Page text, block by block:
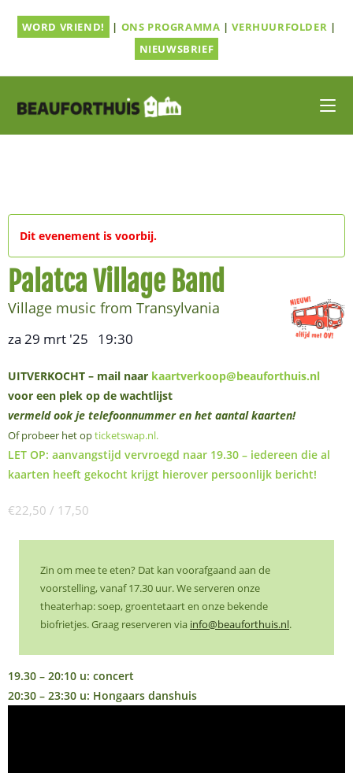
naarWORD VRIEND! | ONS PROGRAMMA |VERHUURFOLDER |
NIEUWSBRIEF
Dit evenement is voorbij.
Palatca Village Band
Village music from Transylvania
za 29 mrt '25 19:30
UITVERKOCHT – mail naar kaartverkoop@beauforthuis.nl
voor een plek op de wachtlijst
vermeld ook je telefoonnummer en het aantal kaarten!
Of probeer het opticketswap.nl.
LET OP: aanvangstijd vervroegd naar 19.30 – iedereen die al
kaarten heeft gekocht krijgt hierover persoonlijk bericht!
€22,50 / 17,50
Zin om mee te eten? Dat kan voorafgaand aan de
voorstelling, vanaf 17.30 uur. We serveren onze
theaterhap: soep, groentetaart en onze bekende
biofrietjes. Graag reserveren via info@beauforthuis.nl.
19.30 – 20:10 u: concert
20:30 – 23:30 u: Hongaars danshuis